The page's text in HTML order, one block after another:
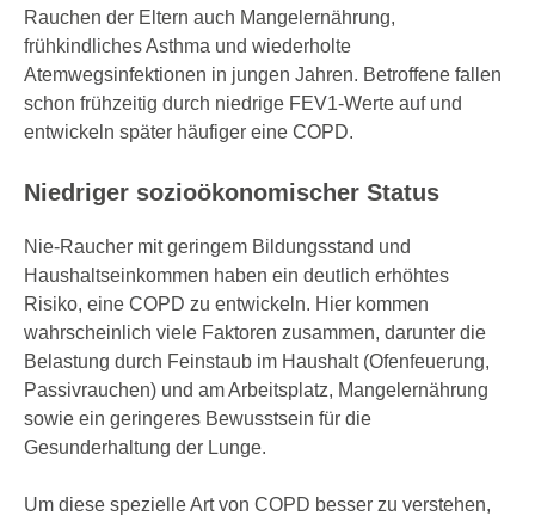
Rauchen der Eltern auch Mangel­ernährung,
frühkindliches Asthma und wiederholte
Atemwegsinfektionen in jungen Jahren. Betroffene fallen
schon frühzeitig durch niedrige FEV1-Werte auf und
entwickeln später häufiger eine COPD.
Niedriger sozioökonomischer Status
Nie-Raucher mit geringem Bildungsstand und
Haushaltseinkommen haben ein deutlich erhöhtes
Risiko, eine COPD zu entwickeln. Hier kommen
wahrscheinlich viele Faktoren zusammen, darunter die
Belastung durch Feinstaub im Haushalt (Ofenfeuerung,
Passivrauchen) und am Arbeitsplatz, Mangel­ernährung
sowie ein geringeres Bewusstsein für die
Gesunderhaltung der Lunge.
Um diese spezielle Art von COPD besser zu verstehen,